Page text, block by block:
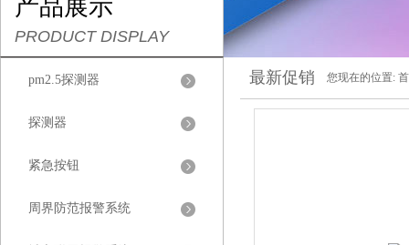
产品展示
PRODUCT DISPLAY
pm2.5探测器
探测器
紧急按钮
周界防范报警系统
最新促销 您现在的位置: